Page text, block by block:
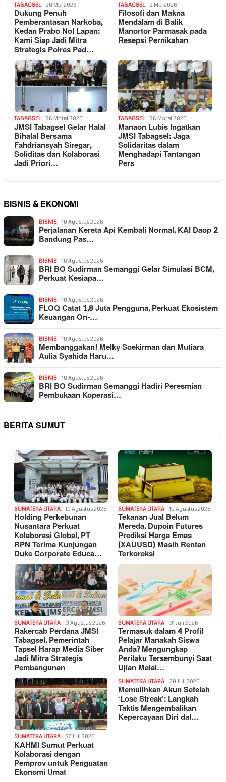
TABAGSEL 20 Mei 2026
Dukung Penuh
Pemberantasan Narkoba,
Kedan Prabo Nol Lapan:
Kami Siap Jadi Mitra
Strategis Polres Pad…
TABAGSEL 2 Mei 2026
Filosofi dan Makna
Mendalam di Balik
Manortor Parmasak pada
Resepsi Pernikahan
TABAGSEL 26 Maret 2026
JMSI Tabagsel Gelar Halal
Bihalal Bersama
Fahdriansyah Siregar,
Soliditas dan Kolaborasi
Jadi Priori…
TABAGSEL 26 Maret 2026
Manaon Lubis Ingatkan
JMSI Tabagsel: Jaga
Solidaritas dalam
Menghadapi Tantangan
Pers
BISNIS & EKONOMI
BISNIS 10 Agustus 2026
Perjalanan Kereta Api Kembali Normal, KAI Daop 2
Bandung Pas…
BISNIS 10 Agustus 2026
BRI BO Sudirman Semanggi Gelar Simulasi BCM,
Perkuat Kesiapa…
BISNIS 10 Agustus 2026
FLOQ Catat 1,8 Juta Pengguna, Perkuat Ekosistem
Keuangan On-…
BISNIS 10 Agustus 2026
Membanggakan! Melky Soekirman dan Mutiara
Aulia Syahida Haru…
BISNIS 10 Agustus 2026
BRI BO Sudirman Semanggi Hadiri Peresmian
Pembukaan Koperasi…
BERITA SUMUT
SUMATERA UTARA 10 Agustus 2026
Holding Perkebunan
Nusantara Perkuat
Kolaborasi Global, PT
RPN Terima Kunjungan
Duke Corporate Educa…
SUMATERA UTARA 10 Agustus 2026
Tekanan Jual Belum
Mereda, Dupoin Futures
Prediksi Harga Emas
(XAUUSD) Masih Rentan
Terkoreksi
SUMATERA UTARA 3 Agustus 2026
Rakercab Perdana JMSI
Tabagsel, Pemerintah
Tapsel Harap Media Siber
Jadi Mitra Strategis
Pembangunan
SUMATERA UTARA 31 Juli 2026
Termasuk dalam 4 Profil
Pelajar Manakah Siswa
Anda? Mengungkap
Perilaku Tersembunyi Saat
Ujian Melal…
SUMATERA UTARA 27 Juli 2026
KAHMI Sumut Perkuat
Kolaborasi dengan
Pemprov untuk Penguatan
Ekonomi Umat
SUMATERA UTARA 20 Juli 2026
Memulihkan Akun Setelah
‘Lose Streak’: Langkah
Taktis Mengembalikan
Kepercayaan Diri dal…